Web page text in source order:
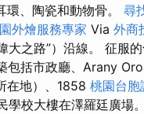
、陶瓷和動物骨。 尋
外燴服務專家 Via 外商
大之路”）沿線。 征服
包括市政廳、Arany
在地）、1858 桃園台胞
學校大樓在澤羅廷廣場。